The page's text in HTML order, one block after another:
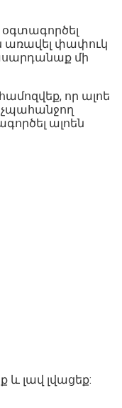
առավել փափուկ
մի
որ ալոե
ալոեն
և լավ լվացեք: